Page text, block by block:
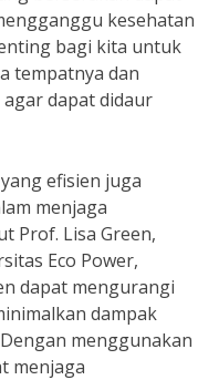
kesehatan
bagi kita untuk
tempatnya dan
dapat didaur
efisien juga
menjaga
Prof. Lisa Green,
Eco Power,
dapat mengurangi
dampak
menggunakan
menjaga